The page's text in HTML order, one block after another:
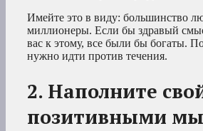
Имейте это в виду: большинство
миллионеры. Если бы здравый
вас к этому, все были бы богаты.
нужно идти против течения.
2. Наполните
позитивными